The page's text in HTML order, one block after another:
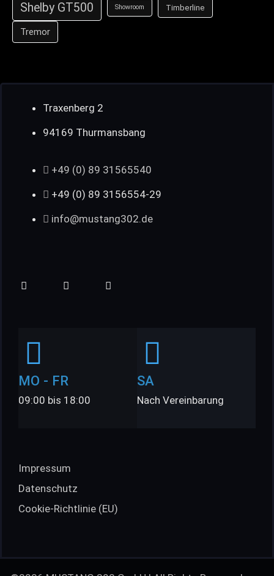
Shelby GT500 Showroom Timberline
Tremor
Traxenberg 2
94169 Thurmansbang
+49 (0) 89 31565540
+49 (0) 89 3156554-29
info@mustang302.de
MO - FR
09:00 bis 18:00
SA
Nach Vereinbarung
Impressum
Datenschutz
Cookie-Richtlinie (EU)